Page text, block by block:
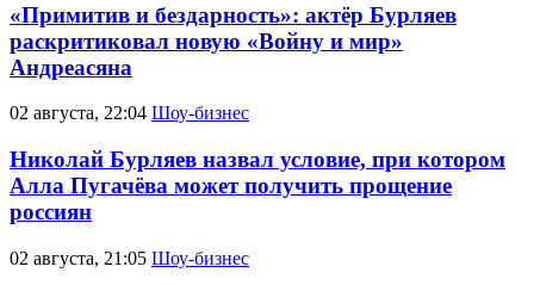
«Примитив и бездарность»: актёр Бурляев
раскритиковал новую «Войну и мир»
Андреасяна
02 августа, 22:04 Шоу-бизнес
Николай Бурляев назвал условие, при котором
Алла Пугачёва может получить прощение
россиян
02 августа, 21:05 Шоу-бизнес